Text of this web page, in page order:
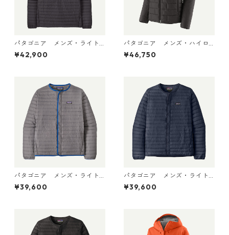
パタゴニア メンズ・ライト
ウェイト・ダウン・セータ
ー・プルオーバー Black 319
¥42,900
パタゴニア メンズ・ハイロ
フト・ナノ・パフ・フーデ
¥46,750
パタゴニア メンズ・ライト
ウェイト・ダウン・セータ
ー・カーディガン Noble Gr
¥39,600
パタゴニア メンズ・ライト
ウェイト・ダウン・セータ
ー・カーディガン New Navy
¥39,600